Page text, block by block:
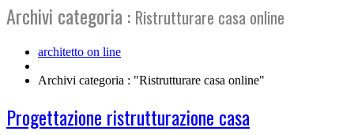
Archivi categoria : Ristrutturare casa online
architetto on line
Archivi categoria : "Ristrutturare casa online"
Progettazione ristrutturazione casa